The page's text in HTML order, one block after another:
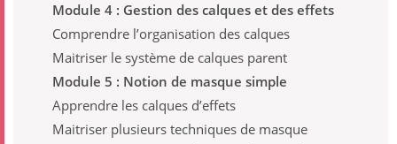
Module 4 : Gestion des calques et des effets
Comprendre l’organisation des calques
Maitriser le système de calques parent
Module 5 : Notion de masque simple
Apprendre les calques d’effets
Maitriser plusieurs techniques de masque